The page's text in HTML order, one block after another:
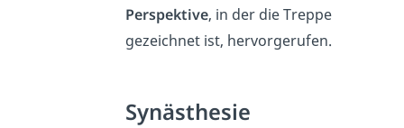
Perspektive, in der die Treppe
gezeichnet ist, hervorgerufen.
Synästhesie